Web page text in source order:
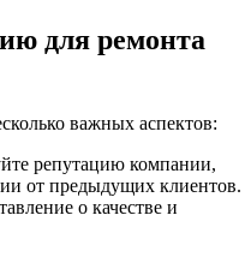
для ремонта
важных аспектов:
репутацию компании,
от предыдущих клиентов.
о качестве и